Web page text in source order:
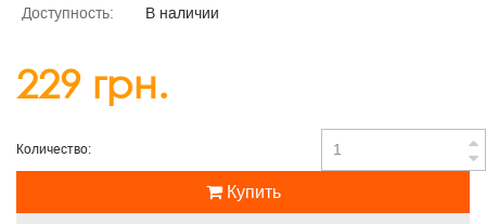
Доступность: В наличии
229 грн.
Количество:
Купить